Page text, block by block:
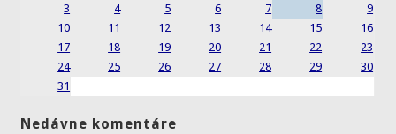
3
4 5 6 7 8
9
10
11 12 13 14 15
16
17
18 19 20 21 22
23
24
25 26 27 28 29
30
31
Nedávne komentáre